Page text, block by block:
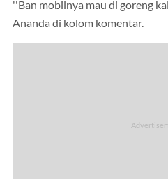
''Ban mobilnya mau di goreng
Ananda di kolom komentar.